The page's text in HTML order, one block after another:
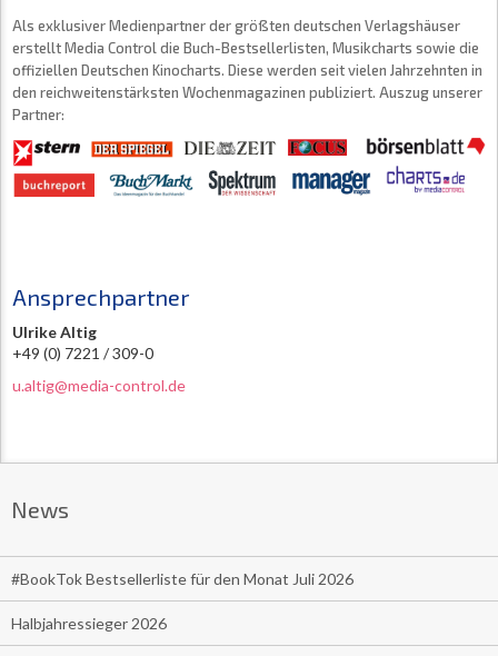
Als exklusiver Medienpartner der größten deutschen Verlagshäuser
erstellt Media Control die Buch-Bestsellerlisten, Musikcharts sowie die
offiziellen Deutschen Kinocharts. Diese werden seit vielen Jahrzehnten in
den reichweitenstärksten Wochenmagazinen publiziert. Auszug unserer
Partner:
Ansprechpartner
Ulrike Altig
+49 (0) 7221 / 309-0
u.altig@media-control.de
News
#BookTok Bestsellerliste für den Monat Juli 2026
Halbjahressieger 2026